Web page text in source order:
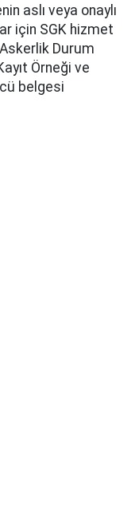
aslı veya onaylı
için SGK hizmet
Durum
Örneği ve
belgesi